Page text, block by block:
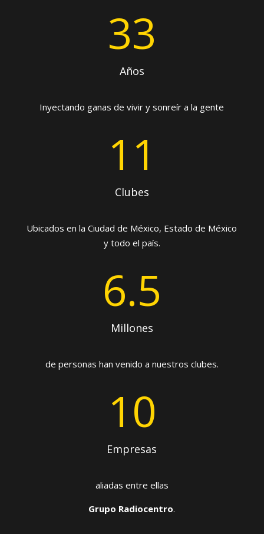
33
Años
Inyectando ganas de vivir y sonreír a la gente
11
Clubes
Ubicados en la Ciudad de México, Estado de México
y todo el país.
6.5
Millones
de personas han venido a nuestros clubes.
10
Empresas
aliadas entre ellas
Grupo Radiocentro.